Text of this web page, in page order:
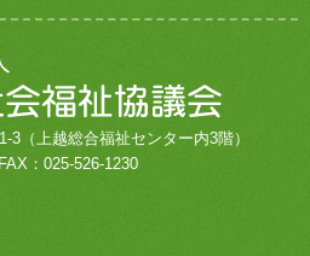
3 （上越総合福祉センター内3階）
FAX：025-526-1230